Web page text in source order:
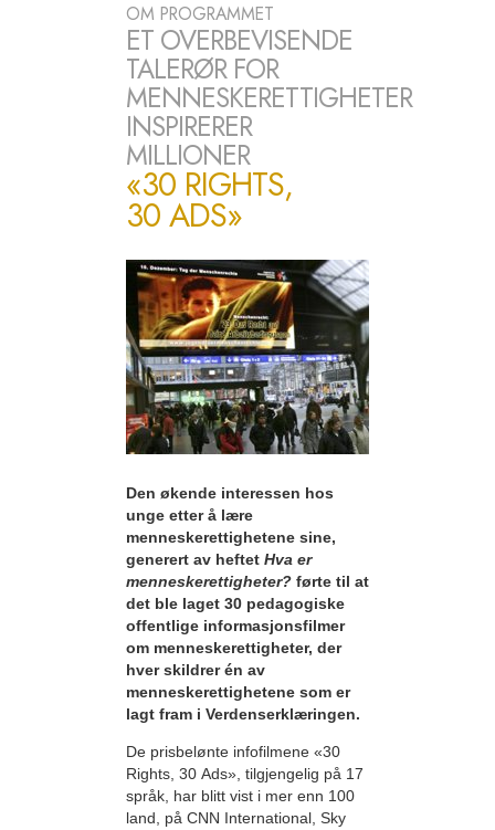
OM PROGRAMMET
ET OVERBEVISENDE
TALERØR FOR
MENNESKERETTIGHETER
INSPIRERER
MILLIONER
«30 RIGHTS,
30 ADS»
Den økende interessen hos
unge etter å lære
menneskerettighetene sine,
generert av heftet Hva er
menneskerettigheter? førte til at
det ble laget 30 pedagogiske
offentlige informasjonsfilmer
om menneskerettigheter, der
hver skildrer én av
menneskerettighetene som er
lagt fram i Verdenserklæringen.
De prisbelønte infofilmene «30
Rights, 30 Ads», tilgjengelig på 17
språk, har blitt vist i mer enn 100
land, på CNN International, Sky